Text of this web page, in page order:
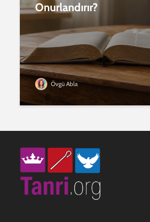
Onurlandırır?
Övgü Abla